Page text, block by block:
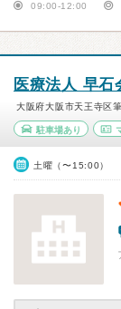
09:00-12:00
医療法人 早
大阪府大阪市天王寺区
駐車場あり
土曜（〜15:00）